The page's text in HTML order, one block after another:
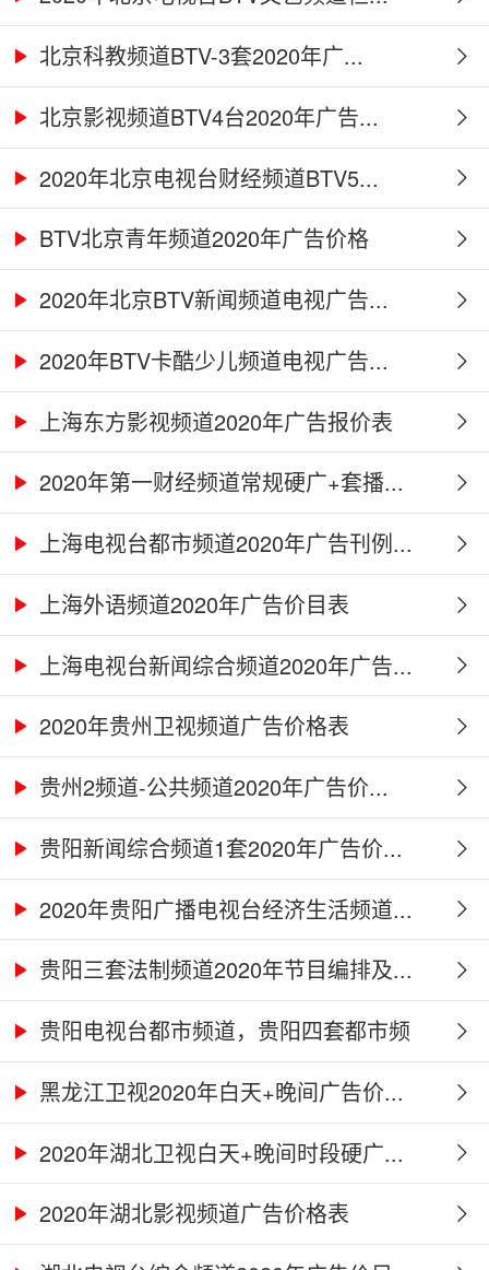
北京科教频道BTV-3套2020年广...
北京影视频道BTV4台2020年广告...
2020年北京电视台财经频道BTV5...
BTV北京青年频道2020年广告价格
2020年北京BTV新闻频道电视广告...
2020年BTV卡酷少儿频道电视广告...
上海东方影视频道2020年广告报价表
2020年第一财经频道常规硬广+套播...
上海电视台都市频道2020年广告刊例...
上海外语频道2020年广告价目表
上海电视台新闻综合频道2020年广告...
2020年贵州卫视频道广告价格表
贵州2频道-公共频道2020年广告价...
贵阳新闻综合频道1套2020年广告价...
2020年贵阳广播电视台经济生活频道...
贵阳三套法制频道2020年节目编排及...
贵阳电视台都市频道，贵阳四套都市频
道...黑龙江卫视2020年白天+晚间广告价...
2020年湖北卫视白天+晚间时段硬广...
2020年湖北影视频道广告价格表